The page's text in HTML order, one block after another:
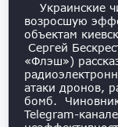
Украинские
возросшую
объектам
Сергей
«Флэш»)
атаки дронов,
бомб.
Telegram-